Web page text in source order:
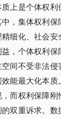
上是个体权
，集体权利保
细化、社会安
，个体权利保
间不受非法侵
能最大化本质
而权利保障刚
双重诉求。数